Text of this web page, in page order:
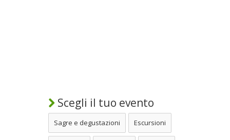
Scegli il tuo evento
Sagre e degustazioni Escursioni